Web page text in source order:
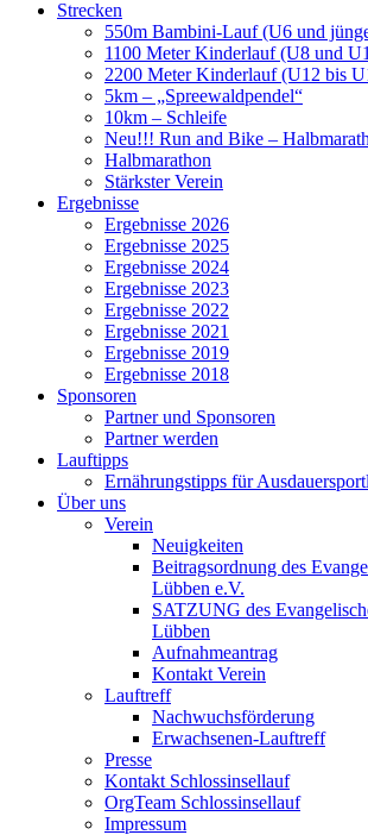
Strecken
550m Bambini-Lauf (U6 und
1100 Meter Kinderlauf (U8 und
2200 Meter Kinderlauf (U12 bis
5km – „Spreewaldpendel“
10km – Schleife
Neu!!! Run and Bike –
Halbmarathon
Stärkster Verein
Ergebnisse
Ergebnisse 2026
Ergebnisse 2025
Ergebnisse 2024
Ergebnisse 2023
Ergebnisse 2022
Ergebnisse 2021
Ergebnisse 2019
Ergebnisse 2018
Sponsoren
Partner und Sponsoren
Partner werden
Lauftipps
Ernährungstipps für
Über uns
Verein
Neuigkeiten
Beitragsordnung des
Lübben e.V.
SATZUNG des
Lübben
Aufnahmeantrag
Kontakt Verein
Lauftreff
Nachwuchsförderung
Erwachsenen-Lauftreff
Presse
Kontakt Schlossinsellauf
OrgTeam Schlossinsellauf
Impressum